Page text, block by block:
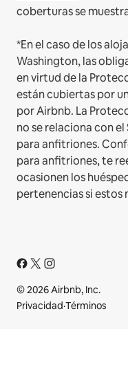
coberturas se
*En el caso de los
Washington, las
en virtud de la
están cubiertas por
por Airbnb. La
no se relaciona con
para anfitriones.
para anfitriones, te
ocasionen los
pertenencias si estos
© 2026 Airbnb, Inc.
Privacidad·Términos